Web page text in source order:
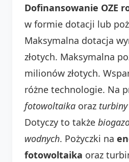
Dofinansowanie OZE
w formie dotacji lub
Maksymalna dotacja
złotych. Maksymalna
milionów złotych.
różne technologie. Na
fotowoltaika oraz
Dotyczy to także
wodnych. Pożyczki na
fotowoltaika oraz